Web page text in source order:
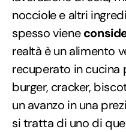
nocciole e altri
spesso viene
realtà è un alimento
recuperato in
burger, cracker,
un avanzo in una
si tratta di uno di